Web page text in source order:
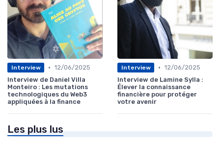
Interview • 12/06/2025
Interview de Daniel Villa
Monteiro : Les mutations
technologiques du Web3
appliquées à la finance
Interview • 12/06/2025
Interview de Lamine Sylla :
Élever la connaissance
financière pour protéger
votre avenir
Les plus lus